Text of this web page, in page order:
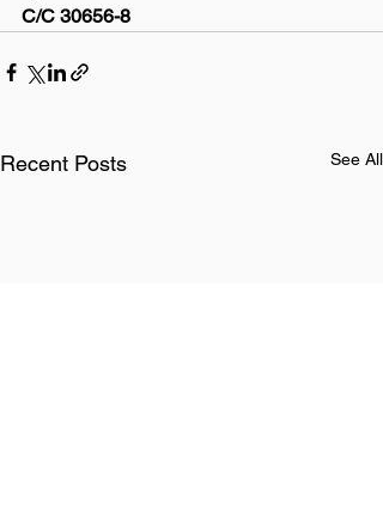
C/C 30656-8
Recent Posts See All